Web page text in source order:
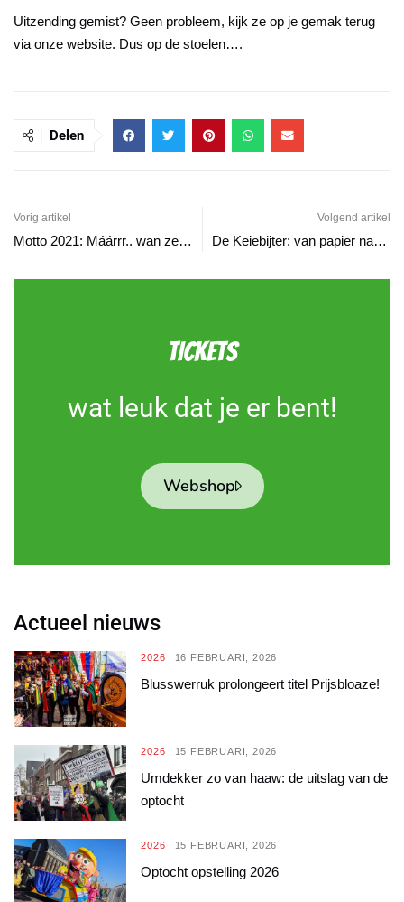
Uitzending gemist? Geen probleem, kijk ze op je gemak terug
via onze website. Dus op de stoelen….
Delen
Vorig artikel
Motto 2021: Máárrr.. wan zeunt.!
Volgend artikel
De Keiebijter: van papier naar digitaal!
TICKETS
wat leuk dat je er bent!
Webshop
Actueel nieuws
2026 16 FEBRUARI, 2026
Blusswerruk prolongeert titel Prijsbloaze!
2026 15 FEBRUARI, 2026
Umdekker zo van haaw: de uitslag van de
optocht
2026 15 FEBRUARI, 2026
Optocht opstelling 2026